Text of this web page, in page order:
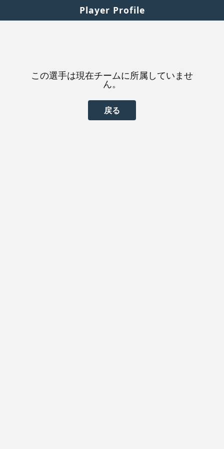
Player Profile
この選手は現在チームに所属していませ
ん。
戻る